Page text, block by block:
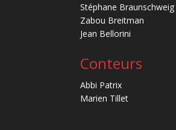
Stéphane Braunschweig
Zabou Breitman
Jean Bellorini
Conteurs
Abbi Patrix
Marien Tillet